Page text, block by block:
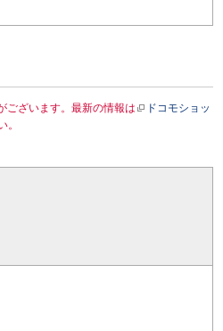
ございます。最新の情報は
ドコモショッ
。